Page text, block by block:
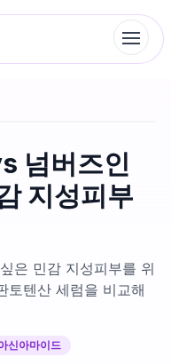
넘버즈인
지성피부
은 민감 지성피부를 위
토텐산 세럼을 비교해
신아마이드